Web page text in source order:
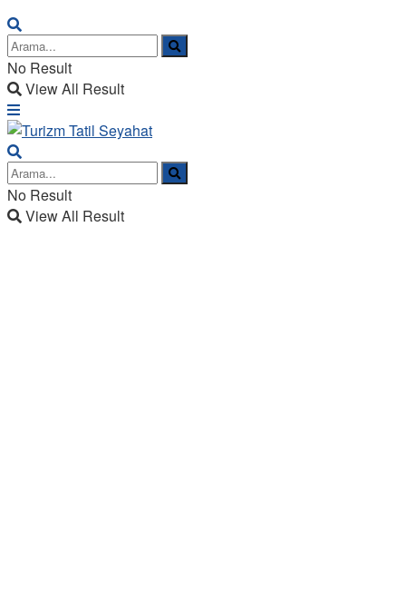
No Result
View All Result
No Result
View All Result